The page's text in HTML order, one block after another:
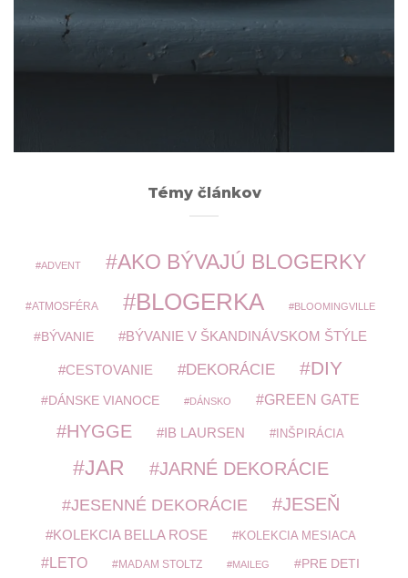
Archív
Témy článkov
ADVENT AKO BÝVAJÚ BLOGERKY
ATMOSFÉRA BLOGERKA BLOOMINGVILLE
BÝVANIE BÝVANIE V ŠKANDINÁVSKOM ŠTÝLE
CESTOVANIE DEKORÁCIE DIY
DÁNSKE VIANOCE DÁNSKO GREEN GATE
HYGGE IB LAURSEN INŠPIRÁCIA
JAR JARNÉ DEKORÁCIE
JESENNÉ DEKORÁCIE JESEŇ
KOLEKCIA BELLA ROSE KOLEKCIA MESIACA
LETO MADAM STOLTZ MAILEG PRE DETI